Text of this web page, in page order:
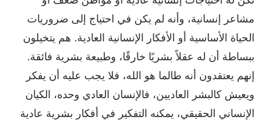
مشاعر إنسانية، وأنه لم يكن في احتياج إلى ضروريات
الحياة الأساسية أو الأفكار الإنسانية العادية. هم يتخيلون
ببساطة أن له عقلاً بشريًا خارقًا، وطبيعة بشرية فائقة.
إنهم يعتقدون أنه طالما هو الله، فلا يجب عليه أن يفكر
ويعيش كالبشر العاديين، فالإنسان العادي وحده، الكيان
الإنساني الحقيقي، يمكنه التفكير في أفكار بشرية عادية